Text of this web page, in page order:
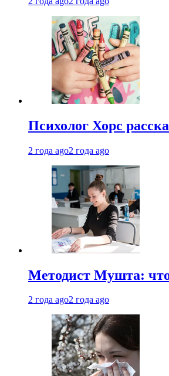
Психолог Хорс
2 года ago2 года ago
Методист Мушта:
2 года ago2 года ago